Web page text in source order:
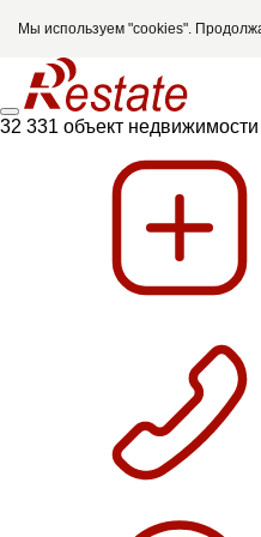
Мы используем "cookies".
32 331 объект